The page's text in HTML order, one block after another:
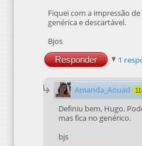
Fiquei com a impressão
genérica e descartável.
Bjos
Responder 1
Amanda_Aouad
Definiu bem, Hugo.
mas fica no genérico.
bjs